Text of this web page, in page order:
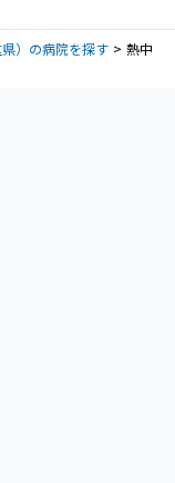
）の病院を探す
熱中